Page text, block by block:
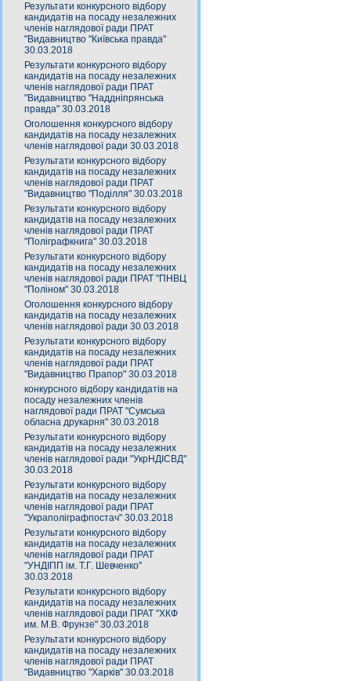
Результати конкурсного відбору
кандидатів на посаду незалежних
членів наглядової ради ПРАТ
"Видавництво "Київська правда"
30.03.2018
Результати конкурсного відбору
кандидатів на посаду незалежних
членів наглядової ради ПРАТ
"Видавництво "Наддніпрянська
правда" 30.03.2018
Оголошення конкурсного відбору
кандидатів на посаду незалежних
членів наглядової ради 30.03.2018
Результати конкурсного відбору
кандидатів на посаду незалежних
членів наглядової ради ПРАТ
"Видавництво "Поділля" 30.03.2018
Результати конкурсного відбору
кандидатів на посаду незалежних
членів наглядової ради ПРАТ
"Поліграфкнига" 30.03.2018
Результати конкурсного відбору
кандидатів на посаду незалежних
членів наглядової ради ПРАТ "ПНВЦ
"Поліном" 30.03.2018
Оголошення конкурсного відбору
кандидатів на посаду незалежних
членів наглядової ради 30.03.2018
Результати конкурсного відбору
кандидатів на посаду незалежних
членів наглядової ради ПРАТ
"Видавництво Прапор" 30.03.2018
конкурсного відбору кандидатів на
посаду незалежних членів
наглядової ради ПРАТ "Сумська
обласна друкарня" 30.03.2018
Результати конкурсного відбору
кандидатів на посаду незалежних
членів наглядової ради "УкрНДІСВД"
30.03.2018
Результати конкурсного відбору
кандидатів на посаду незалежних
членів наглядової ради ПРАТ
"Украполіграфпостач" 30.03.2018
Результати конкурсного відбору
кандидатів на посаду незалежних
членів наглядової ради ПРАТ
"УНДІПП ім. Т.Г. Шевченко"
30.03.2018
Результати конкурсного відбору
кандидатів на посаду незалежних
членів наглядової ради ПРАТ "ХКФ
им. М.В. Фрунзе" 30.03.2018
Результати конкурсного відбору
кандидатів на посаду незалежних
членів наглядової ради ПРАТ
"Видавництво "Харків" 30.03.2018